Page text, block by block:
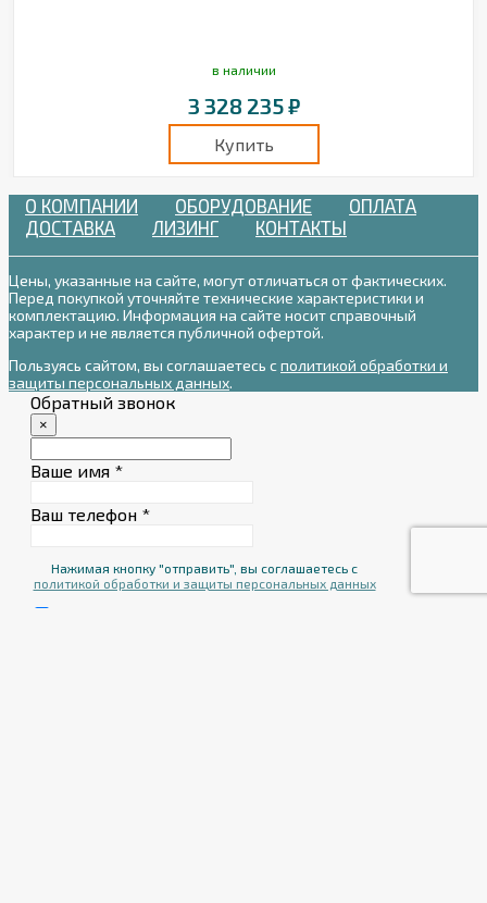
в наличии
3 328 235 ₽
Купить
О КОМПАНИИ ОБОРУДОВАНИЕ
ОПЛАТА
ДОСТАВКА
ЛИЗИНГ КОНТАКТЫ
Цены, указанные на сайте, могут отличаться от фактических.
Перед покупкой уточняйте технические характеристики и
комплектацию. Информация на сайте носит справочный
характер и не является публичной офертой.
Пользуясь сайтом, вы соглашаетесь с политикой обработки и
защиты персональных данных.
Обратный звонок
×
Ваше имя *
Ваш телефон *
Нажимая кнопку "отправить", вы соглашаетесь с
политикой обработки и защиты персональных данных